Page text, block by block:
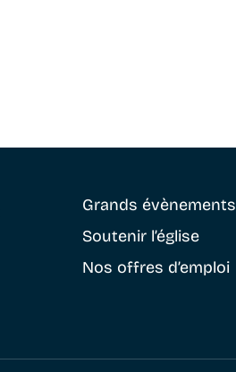
Grands évènements
Soutenir l’église
Nos offres d’emploi